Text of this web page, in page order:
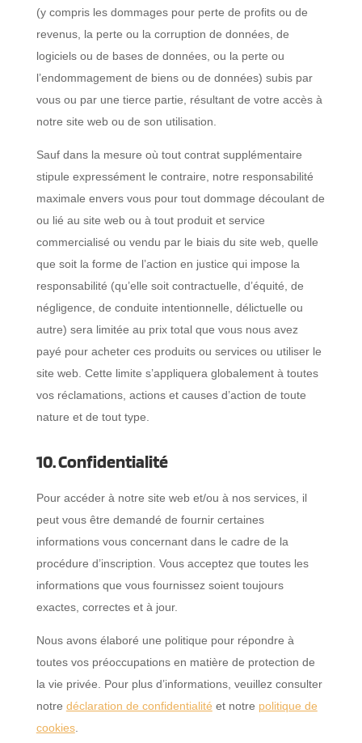
(y compris les dommages pour perte de profits ou de
revenus, la perte ou la corruption de données, de
logiciels ou de bases de données, ou la perte ou
l’endommagement de biens ou de données) subis par
vous ou par une tierce partie, résultant de votre accès à
notre site web ou de son utilisation.
Sauf dans la mesure où tout contrat supplémentaire
stipule expressément le contraire, notre responsabilité
maximale envers vous pour tout dommage découlant de
ou lié au site web ou à tout produit et service
commercialisé ou vendu par le biais du site web, quelle
que soit la forme de l’action en justice qui impose la
responsabilité (qu’elle soit contractuelle, d’équité, de
négligence, de conduite intentionnelle, délictuelle ou
autre) sera limitée au prix total que vous nous avez
payé pour acheter ces produits ou services ou utiliser le
site web. Cette limite s’appliquera globalement à toutes
vos réclamations, actions et causes d’action de toute
nature et de tout type.
10. Confidentialité
Pour accéder à notre site web et/ou à nos services, il
peut vous être demandé de fournir certaines
informations vous concernant dans le cadre de la
procédure d’inscription. Vous acceptez que toutes les
informations que vous fournissez soient toujours
exactes, correctes et à jour.
Nous avons élaboré une politique pour répondre à
toutes vos préoccupations en matière de protection de
la vie privée. Pour plus d’informations, veuillez consulter
notre déclaration de confidentialité et notre politique de
cookies.